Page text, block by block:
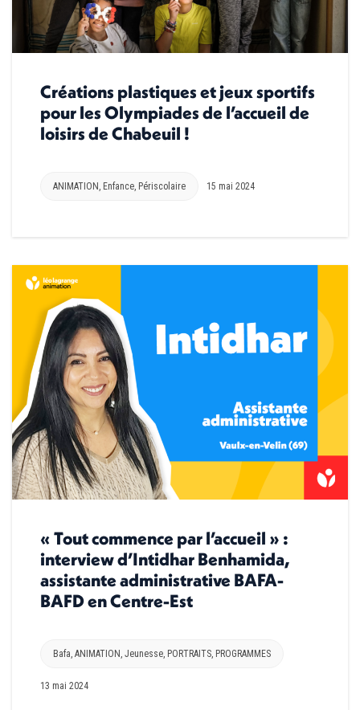
Créations plastiques et jeux sportifs
pour les Olympiades de l’accueil de
loisirs de Chabeuil !
ANIMATION Enfance Périscolaire 15 mai 2024
« Tout commence par l’accueil » :
interview d’Intidhar Benhamida,
assistante administrative BAFA-
BAFD en Centre-Est
Bafa, ANIMATION , Jeunesse, PORTRAITS, PROGRAMMES
13 mai 2024